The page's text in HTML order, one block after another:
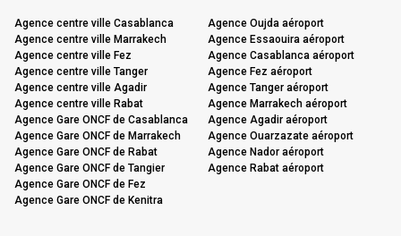
Agence centre ville Casablanca
Agence centre ville Marrakech
Agence centre ville Fez
Agence centre ville Tanger
Agence centre ville Agadir
Agence centre ville Rabat
Agence Gare ONCF de Casablanca
Agence Gare ONCF de Marrakech
Agence Gare ONCF de Rabat
Agence Gare ONCF de Tangier
Agence Gare ONCF de Fez
Agence Gare ONCF de Kenitra
Agence Oujda aéroport
Agence Essaouira aéroport
Agence Casablanca aéroport
Agence Fez aéroport
Agence Tanger aéroport
Agence Marrakech aéroport
Agence Agadir aéroport
Agence Ouarzazate aéroport
Agence Nador aéroport
Agence Rabat aéroport